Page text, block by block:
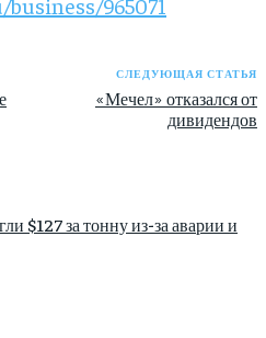
СЛЕДУЮЩАЯ СТАТЬЯ
«Мечел» отказался от
дивидендов
$127 за тонну из-за аварии и